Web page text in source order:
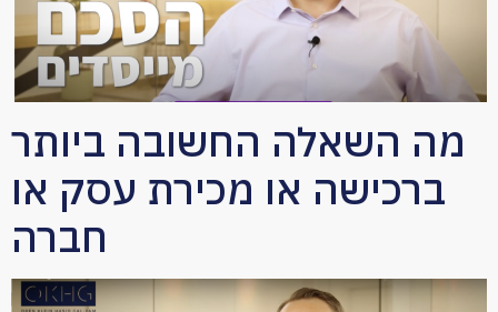
מה השאלה החשובה ביותר
ברכישה או מכירת עסק או
חברה